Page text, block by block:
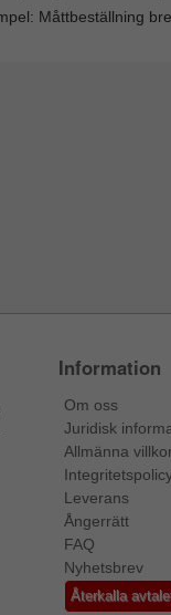
Måttbeställning
Information
Om oss
Juridisk
Allmänna
Leverans
Ångerrätt
FAQ
Nyhetsbrev
Återkalla